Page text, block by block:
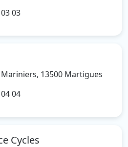
03
13500 Martigues
04
Cycles